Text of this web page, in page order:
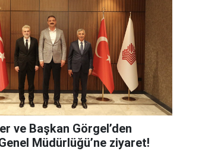
ve Başkan Görgel’den
Müdürlüğü’ne ziyaret!